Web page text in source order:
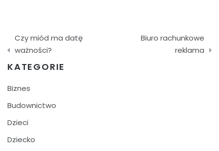
Nawigacja
wpisu
Czy miód ma datę
ważności?
Biuro rachunkowe
reklama
KATEGORIE
Biznes
Budownictwo
Dzieci
Dziecko